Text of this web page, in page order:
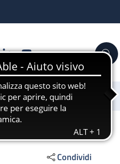
LinkedinYouTube Cerca
Condividi